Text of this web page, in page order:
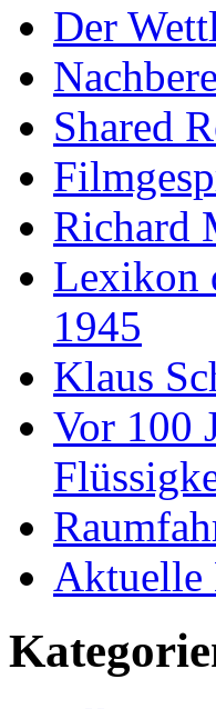
Der
Shared
Richard
Lexikon
1945
Klaus
Vor 100
Aktuelle